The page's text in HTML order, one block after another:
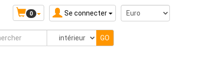
Se connecter
0